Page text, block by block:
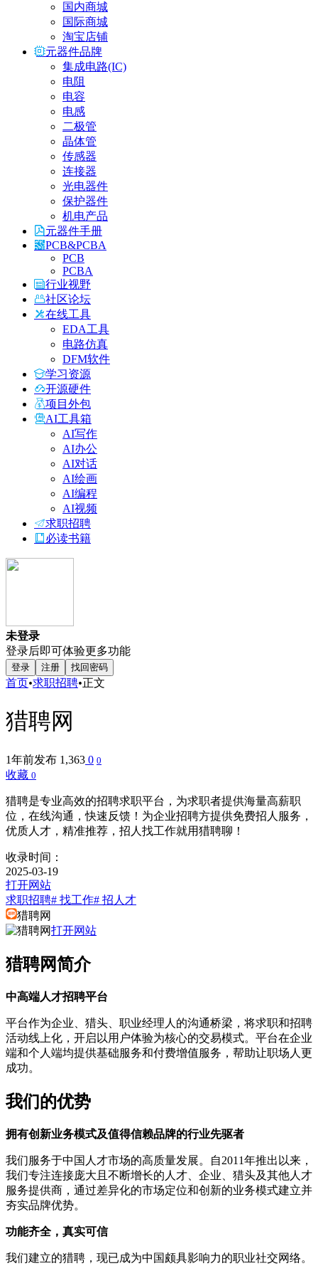
国内商城
国际商城
淘宝店铺
元器件品牌
集成电路(IC)
电阻
电容
电感
二极管
晶体管
传感器
连接器
光电器件
保护器件
机电产品
元器件手册
PCB&PCBA
PCB
PCBA
行业视野
社区论坛
在线工具
EDA工具
电路仿真
DFM软件
学习资源
开源硬件
项目外包
AI工具箱
AI写作
AI办公
AI对话
AI绘画
AI编程
AI视频
求职招聘
必读书籍
未登录
登录后即可体验更多功能
登录 注册 找回密码
首页•求职招聘•正文
猎聘网
1年前发布 1,363 0 0
收藏 0
猎聘是专业高效的招聘求职平台，为求职者提供海量高薪职
位，在线沟通，快速反馈！为企业招聘方提供免费招人服务，
优质人才，精准推荐，招人找工作就用猎聘聊！
收录时间：
2025-03-19
打开网站
求职招聘# 找工作# 招人才
猎聘网
打开网站
猎聘网简介
中高端人才招聘平台
平台作为企业、猎头、职业经理人的沟通桥梁，将求职和招聘
活动线上化，开启以用户体验为核心的交易模式。平台在企业
端和个人端均提供基础服务和付费增值服务，帮助让职场人更
成功。
我们的优势
拥有创新业务模式及值得信赖品牌的行业先驱者
我们服务于中国人才市场的高质量发展。自2011年推出以来，
我们专注连接庞大且不断增长的人才、企业、猎头及其他人才
服务提供商，通过差异化的市场定位和创新的业务模式建立并
夯实品牌优势。
功能齐全，真实可信
我们建立的猎聘，现已成为中国颇具影响力的职业社交网络。